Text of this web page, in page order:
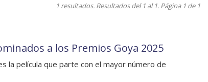
1 resultados. Resultados del 1 al 1. Página 1 de 1
a los Premios Goya 2025
la película que parte con el mayor número de